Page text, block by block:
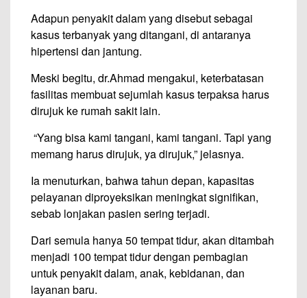
Adapun penyakit dalam yang disebut sebagai
kasus terbanyak yang ditangani, di antaranya
hipertensi dan jantung.
Meski begitu, dr.Ahmad mengakui, keterbatasan
fasilitas membuat sejumlah kasus terpaksa harus
dirujuk ke rumah sakit lain.
“Yang bisa kami tangani, kami tangani. Tapi yang
memang harus dirujuk, ya dirujuk,” jelasnya.
Ia menuturkan, bahwa tahun depan, kapasitas
pelayanan diproyeksikan meningkat signifikan,
sebab lonjakan pasien sering terjadi.
Dari semula hanya 50 tempat tidur, akan ditambah
menjadi 100 tempat tidur dengan pembagian
untuk penyakit dalam, anak, kebidanan, dan
layanan baru.